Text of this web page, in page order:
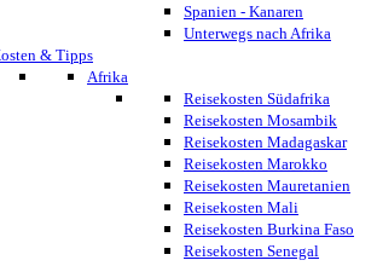
Spanien - Kanaren
Unterwegs nach Afrika
& Tipps
Afrika
Reisekosten Südafrika
Reisekosten Mosambik
Reisekosten Madagaskar
Reisekosten Marokko
Reisekosten Mauretanien
Reisekosten Mali
Reisekosten Burkina Faso
Reisekosten Senegal